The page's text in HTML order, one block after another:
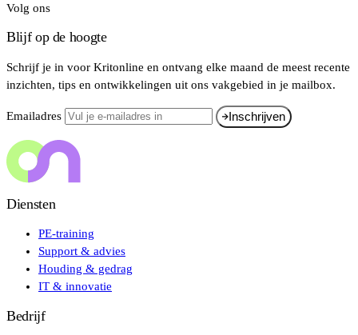
Volg ons
Blijf op de hoogte
Schrijf je in voor Kritonline en ontvang elke maand de meest recente
inzichten, tips en ontwikkelingen uit ons vakgebied in je mailbox.
Emailadres Inschrijven
Diensten
PE-training
Support & advies
Houding & gedrag
IT & innovatie
Bedrijf